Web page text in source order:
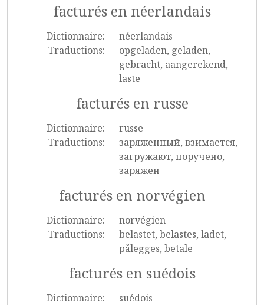
facturés en néerlandais
Dictionnaire:
néerlandais
Traductions:
opgeladen, geladen,
gebracht, aangerekend,
laste
facturés en russe
Dictionnaire:
russe
Traductions:
заряженный, взимается,
загружают, поручено,
заряжен
facturés en norvégien
Dictionnaire:
norvégien
Traductions:
belastet, belastes, ladet,
pålegges, betale
facturés en suédois
Dictionnaire:
suédois